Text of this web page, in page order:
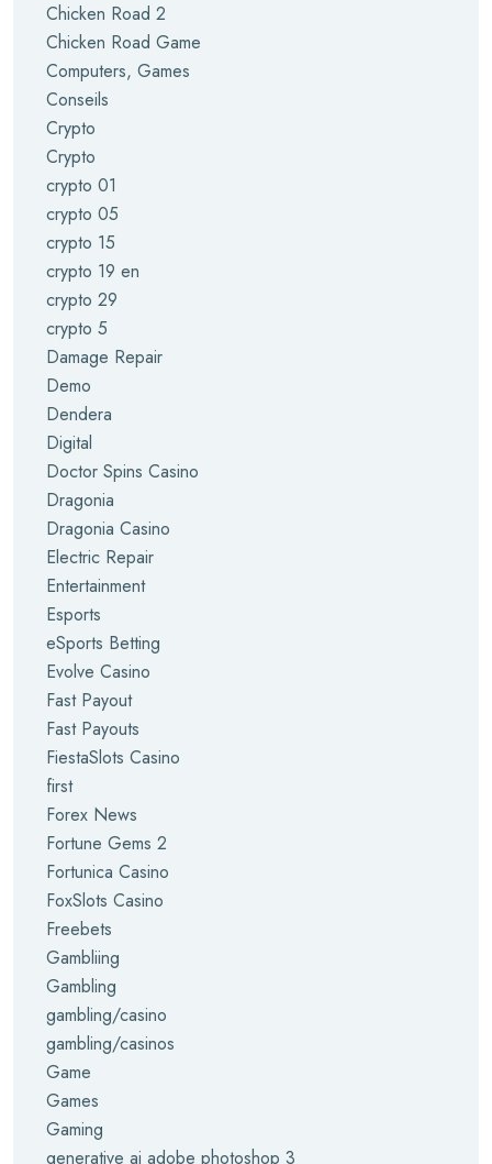
Chicken Road 2
Chicken Road Game
Computers, Games
Conseils
Crypto
Crypto
crypto 01
crypto 05
crypto 15
crypto 19 en
crypto 29
crypto 5
Damage Repair
Demo
Dendera
Digital
Doctor Spins Casino
Dragonia
Dragonia Casino
Electric Repair
Entertainment
Esports
eSports Betting
Evolve Casino
Fast Payout
Fast Payouts
FiestaSlots Casino
first
Forex News
Fortune Gems 2
Fortunica Casino
FoxSlots Casino
Freebets
Gambliing
Gambling
gambling/casino
gambling/casinos
Game
Games
Gaming
generative ai adobe photoshop 3